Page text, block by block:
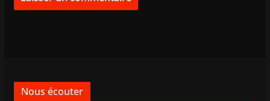
Nous écouter